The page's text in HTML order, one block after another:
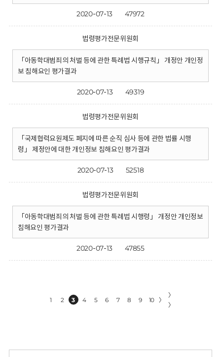
2020-07-13 47972
법령평가전문위원회
「아동학대범죄의 처벌 등에 관한 특례법 시행규칙」 개정안 개인정
보 침해요인 평가결과
2020-07-13 49319
법령평가전문위원회
「국제협력요원제도 폐지에 따른 순직 심사 등에 관한 법률 시행
령」 제정안에 대한 개인정보 침해요인 평가결과
2020-07-13 52518
법령평가전문위원회
「아동학대범죄의 처벌 등에 관한 특례법 시행령」 개정안 개인정보
침해요인 평가결과
2020-07-13 47855
1 2 3 4 5 6 7 8 9 10 〉
〉
〉